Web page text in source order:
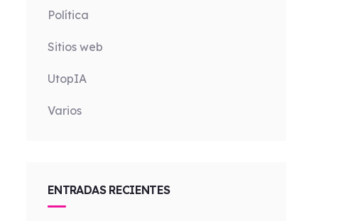
Política
Sitios web
UtopIA
Varios
ENTRADAS RECIENTES